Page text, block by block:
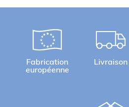
Fabrication
européenne
Livraison